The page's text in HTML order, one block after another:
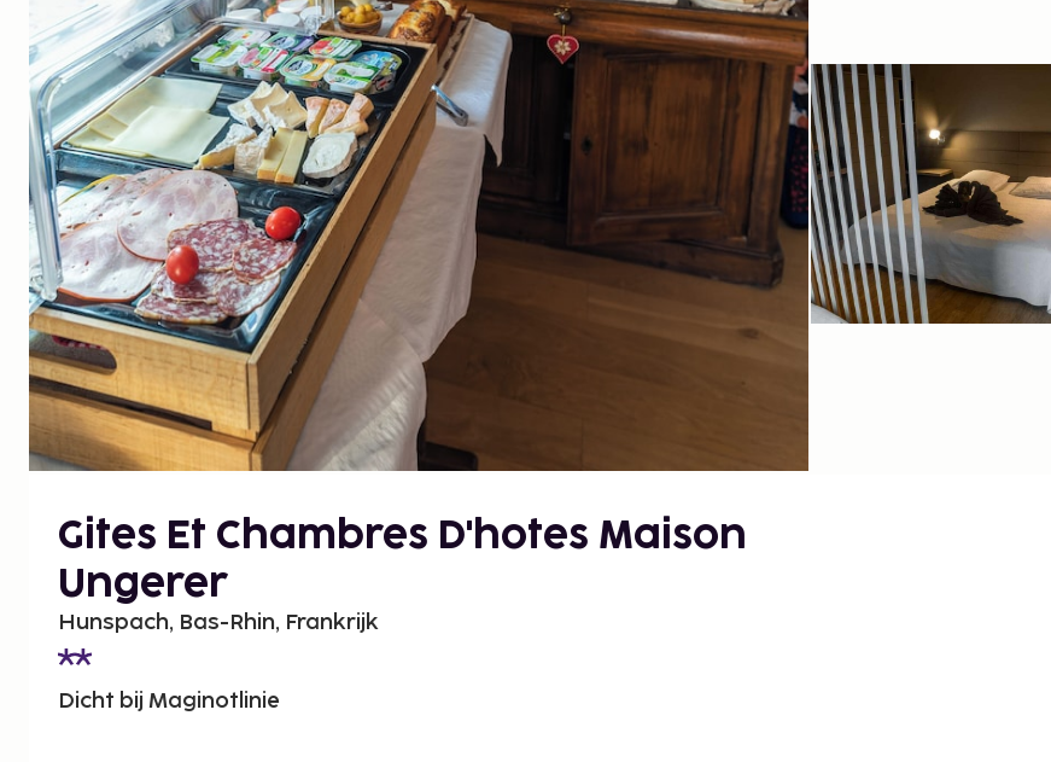
Gites Et Chambres D'hotes Maison
Ungerer
Hunspach, Bas-Rhin, Frankrijk
Dicht bij Maginotlinie